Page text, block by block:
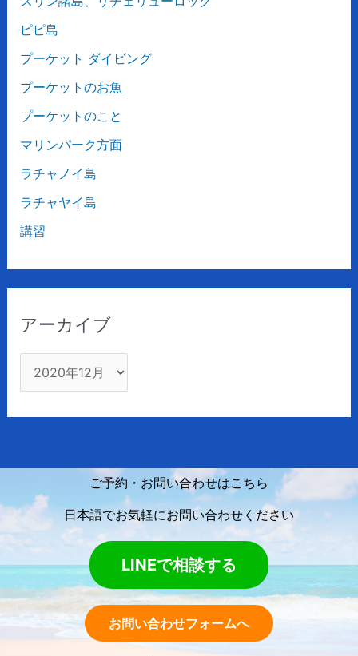
ピピ島
プーケット ダイビング
プーケットのお魚
プーケットのこと
マリンパーク方面
ラチャノイ島
ラチャヤイ島
講習
アーカイブ
ご予約・お問い合わせはこちら
日本語でお気軽にお問い合わせください
LINEで相談する
お問い合わせフォームへ